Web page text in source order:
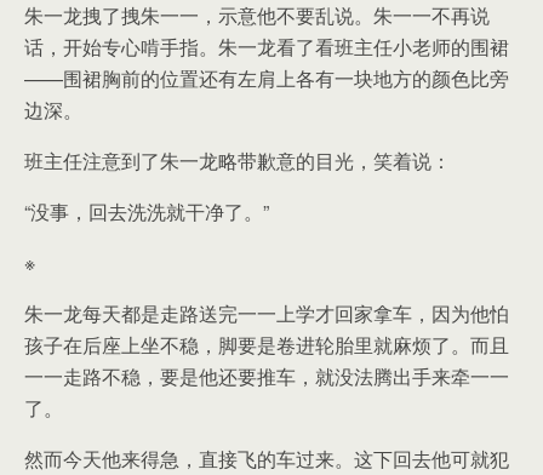
朱一龙拽了拽朱一一，示意他不要乱说。朱一一不再说
话，开始专心啃手指。朱一龙看了看班主任小老师的围裙
——围裙胸前的位置还有左肩上各有一块地方的颜色比旁
边深。
班主任注意到了朱一龙略带歉意的目光，笑着说：
“没事，回去洗洗就干净了。”
※
朱一龙每天都是走路送完一一上学才回家拿车，因为他怕
孩子在后座上坐不稳，脚要是卷进轮胎里就麻烦了。而且
一一走路不稳，要是他还要推车，就没法腾出手来牵一一
了。
然而今天他来得急，直接飞的车过来。这下回去他可就犯